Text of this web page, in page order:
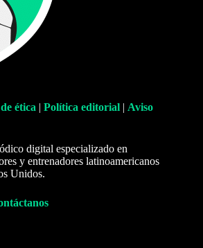
ética | Política editorial | Aviso
digital especializado en
y entrenadores latinoamericanos
Unidos.